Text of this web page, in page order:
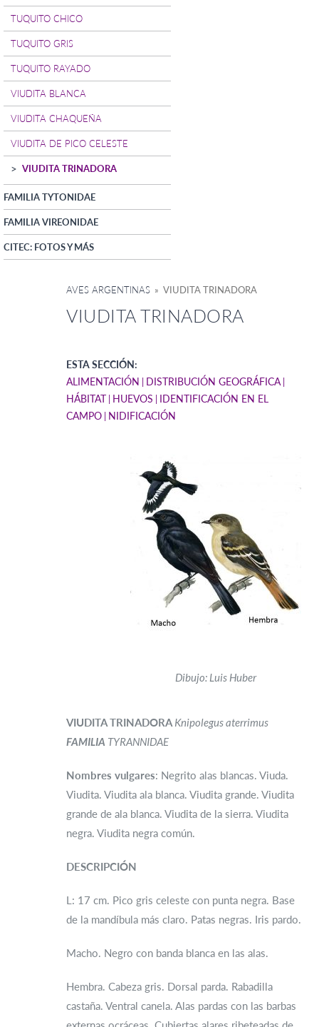
TUQUITO CHICO
TUQUITO GRIS
TUQUITO RAYADO
VIUDITA BLANCA
VIUDITA CHAQUEÑA
VIUDITA DE PICO CELESTE
VIUDITA TRINADORA
FAMILIA TYTONIDAE
FAMILIA VIREONIDAE
CITEC: FOTOS Y MÁS
AVES ARGENTINAS » VIUDITA TRINADORA
VIUDITA TRINADORA
ESTA SECCIÓN:
ALIMENTACIÓN
DISTRIBUCIÓN GEOGRÁFICA
HÁBITAT HUEVOS
IDENTIFICACIÓN EN EL
CAMPO NIDIFICACIÓN
Dibujo: Luis Huber
VIUDITA TRINADORA Knipolegus aterrimus
FAMILIA TYRANNIDAE
Nombres vulgares: Negrito alas blancas. Viuda.
Viudita. Viudita ala blanca. Viudita grande. Viudita
grande de ala blanca. Viudita de la sierra. Viudita
negra. Viudita negra común.
DESCRIPCIÓN
L: 17 cm. Pico gris celeste con punta negra. Base
de la mandíbula más claro. Patas negras. Iris pardo.
Macho. Negro con banda blanca en las alas.
Hembra. Cabeza gris. Dorsal parda. Rabadilla
castaña. Ventral canela. Alas pardas con las barbas